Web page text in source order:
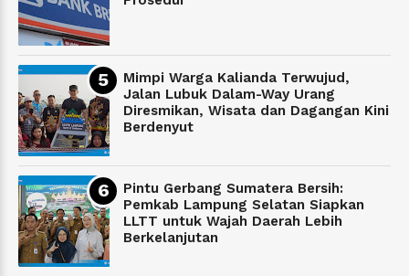
Mimpi Warga Kalianda Terwujud,
Jalan Lubuk Dalam-Way Urang
Diresmikan, Wisata dan Dagangan Kini
Berdenyut
Pintu Gerbang Sumatera Bersih:
Pemkab Lampung Selatan Siapkan
LLTT untuk Wajah Daerah Lebih
Berkelanjutan